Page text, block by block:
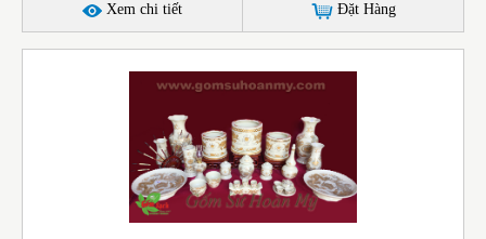
Xem chi tiết Đặt Hàng